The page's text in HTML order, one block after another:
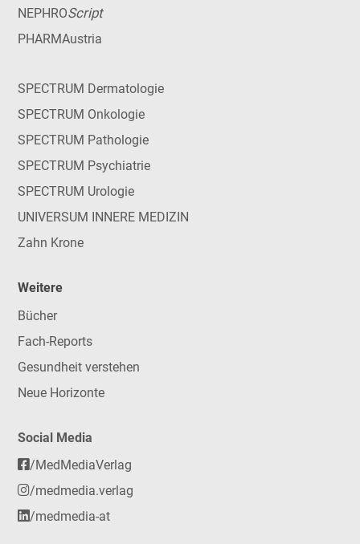
NEPHROScript
PHARMAustria
SPECTRUM Dermatologie
SPECTRUM Onkologie
SPECTRUM Pathologie
SPECTRUM Psychiatrie
SPECTRUM Urologie
UNIVERSUM INNERE MEDIZIN
Zahn Krone
Weitere
Bücher
Fach-Reports
Gesundheit verstehen
Neue Horizonte
Social Media
/MedMediaVerlag
/medmedia.verlag
/medmedia-at